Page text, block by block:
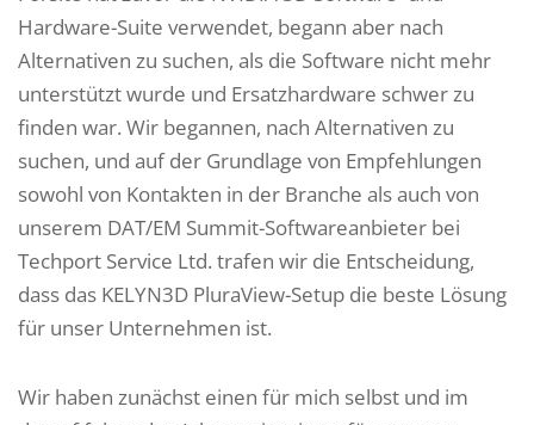
Hardware-Suite verwendet, begann aber nach
Alternativen zu suchen, als die Software nicht mehr
unterstützt wurde und Ersatzhardware schwer zu
finden war. Wir begannen, nach Alternativen zu
suchen, und auf der Grundlage von Empfehlungen
sowohl von Kontakten in der Branche als auch von
unserem DAT/EM Summit-Softwareanbieter bei
Techport Service Ltd. trafen wir die Entscheidung,
dass das KELYN3D PluraView-Setup die beste Lösung
für unser Unternehmen ist.
Wir haben zunächst einen für mich selbst und im